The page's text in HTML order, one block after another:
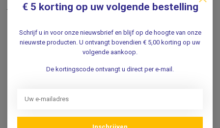
juiste producten en oplossingen.
bij praktijkinrichting, offerteaanvragen, projectmatige
leveringen en het opzetten van zakelijke accounts voor
Huisartsenpraktijken
€ 5 korting op uw volgende bestelling
Schrijf u in voor onze nieuwsbrief en blijf op de hoogte van onze
nieuwste producten. U ontvangt bovendien € 5,00 korting op uw
volgende aankoop.
De kortingscode ontvangt u direct per e-mail.